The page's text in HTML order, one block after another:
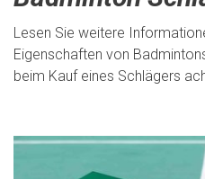
Lesen Sie weitere
Eigenschaften von
beim Kauf eines Schlägers